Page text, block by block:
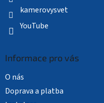
kamerovysvet
YouTube
Informace pro vás
O nás
Doprava a platba